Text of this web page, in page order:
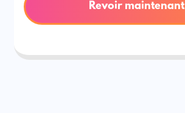
Revoir maintenant